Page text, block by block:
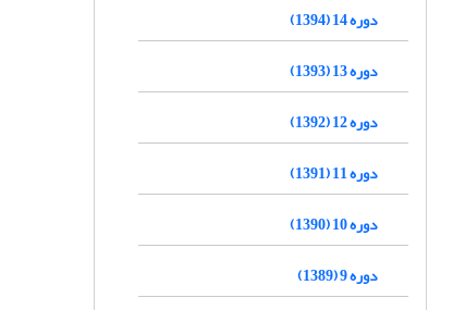
دوره 14 (1394)
دوره 13 (1393)
دوره 12 (1392)
دوره 11 (1391)
دوره 10 (1390)
دوره 9 (1389)